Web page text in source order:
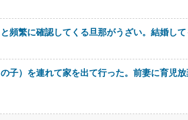
と頻繁に確認してくる旦那がうざい。結婚し
の子）を連れて家を出て行った。前妻に育